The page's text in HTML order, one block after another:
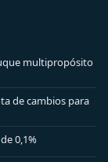
multipropósito
de cambios para
0,1%